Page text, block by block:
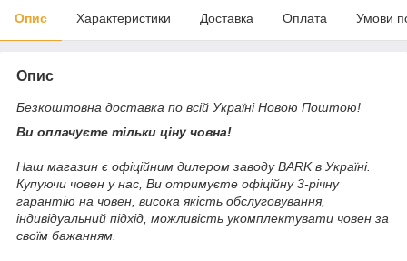
Опис Характеристики Доставка Оплата Умови
Опис
Безкоштовна доставка по всій Україні Новою Поштою!
Ви оплачуєте тільки ціну човна!
Наш магазин є офіційним дилером заводу BARK в Україні.
Купуючи човен у нас, Ви отримуєте офіційну 3-річну
гарантію на човен, висока якість обслуговування,
індивідуальний підхід, можливість укомплектувати човен за
своїм бажанням.